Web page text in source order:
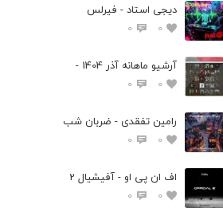
دیجی استاد - فیرلس
0
0
آرشیو ماهانه آذر 1404 -
0
0
رامین تفقدی - ضربان شب
0
0
اف ان پی او - آفیشیال 2
0
0